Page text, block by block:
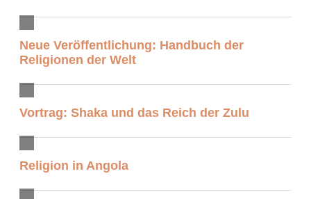
Neue Veröffentlichung: Handbuch der
Religionen der Welt
Vortrag: Shaka und das Reich der Zulu
Religion in Angola